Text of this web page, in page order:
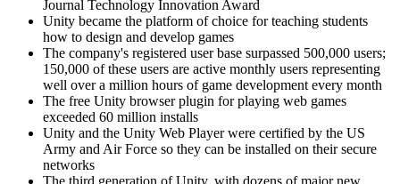
Juegos XR
Lanza juegos XR en múltiples plataformas
Juegos multijugador
Simplifica el desarrollo de juegos multijugador
Journal Technology Innovation Award
Unity became the platform of choice for teaching students
how to design and develop games
The company's registered user base surpassed 500,000 users;
150,000 of these users are active monthly users representing
well over a million hours of game development every month
The free Unity browser plugin for playing web games
exceeded 60 million installs
Unity and the Unity Web Player were certified by the US
Army and Air Force so they can be installed on their secure
networks